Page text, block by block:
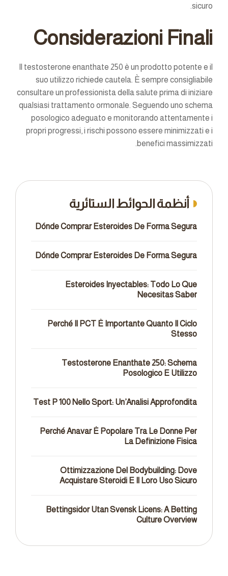
sicuro.
Considerazioni Finali
Il testosterone enanthate 250 è un prodotto potente e il
suo utilizzo richiede cautela. È sempre consigliabile
consultare un professionista della salute prima di iniziare
qualsiasi trattamento ormonale. Seguendo uno schema
posologico adeguato e monitorando attentamente i
propri progressi, i rischi possono essere minimizzati e i
benefici massimizzati.
أنظمة الحوائط الستائرية
Dónde Comprar Esteroides De Forma Segura
Dónde Comprar Esteroides De Forma Segura
Esteroides Inyectables: Todo Lo Que
Necesitas Saber
Perché Il PCT È Importante Quanto Il Ciclo
Stesso
Testosterone Enanthate 250: Schema
Posologico E Utilizzo
Test P 100 Nello Sport: Un’Analisi Approfondita
Perché Anavar È Popolare Tra Le Donne Per
La Definizione Fisica
Ottimizzazione Del Bodybuilding: Dove
Acquistare Steroidi E Il Loro Uso Sicuro
Bettingsidor Utan Svensk Licens: A Betting
Culture Overview